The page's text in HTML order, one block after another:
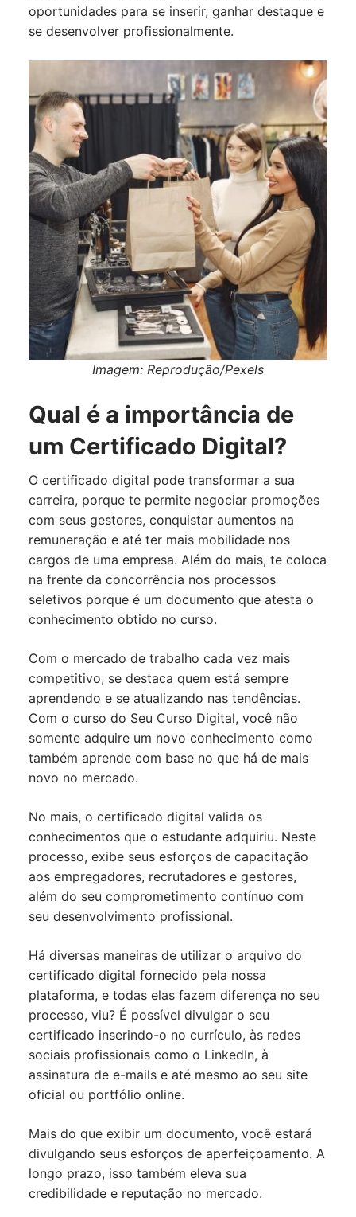
oportunidades para se inserir, ganhar destaque e
se desenvolver profissionalmente.
Imagem: Reprodução/Pexels
Qual é a importância de
um Certificado Digital?
O certificado digital pode transformar a sua
carreira, porque te permite negociar promoções
com seus gestores, conquistar aumentos na
remuneração e até ter mais mobilidade nos
cargos de uma empresa. Além do mais, te coloca
na frente da concorrência nos processos
seletivos porque é um documento que atesta o
conhecimento obtido no curso.
Com o mercado de trabalho cada vez mais
competitivo, se destaca quem está sempre
aprendendo e se atualizando nas tendências.
Com o curso do Seu Curso Digital, você não
somente adquire um novo conhecimento como
também aprende com base no que há de mais
novo no mercado.
No mais, o certificado digital valida os
conhecimentos que o estudante adquiriu. Neste
processo, exibe seus esforços de capacitação
aos empregadores, recrutadores e gestores,
além do seu comprometimento contínuo com
seu desenvolvimento profissional.
Há diversas maneiras de utilizar o arquivo do
certificado digital fornecido pela nossa
plataforma, e todas elas fazem diferença no seu
processo, viu? É possível divulgar o seu
certificado inserindo-o no currículo, às redes
sociais profissionais como o LinkedIn, à
assinatura de e-mails e até mesmo ao seu site
oficial ou portfólio online.
Mais do que exibir um documento, você estará
divulgando seus esforços de aperfeiçoamento. A
longo prazo, isso também eleva sua
credibilidade e reputação no mercado.